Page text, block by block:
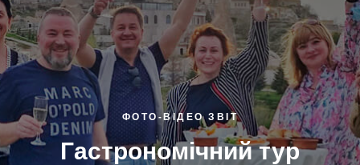
ФОТО-ВІДЕО ЗВІТ
Гастрономічний тур